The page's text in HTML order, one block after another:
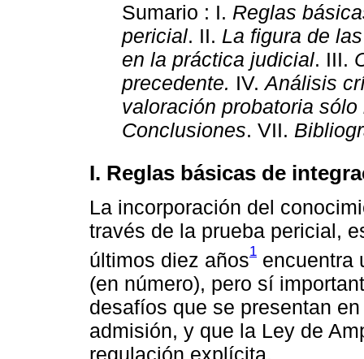
Sumario : I. Reglas
pericial. II. La figura de
en la práctica judicial. III.
precedente. IV.Análisis
valoración probatoria
Conclusiones. VII.
I. Reglas básicas de
La incorporación del
través de la prueba pericial,
últimos diez años1 encuentra
(en número), pero sí
desafíos que se presentan
admisión, y que la Ley de